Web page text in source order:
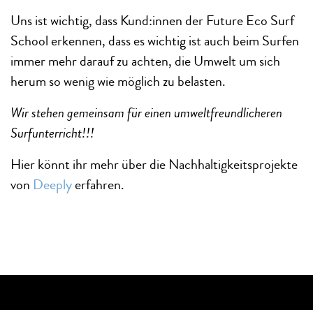
Uns ist wichtig, dass Kund:innen der Future Eco Surf
School erkennen, dass es wichtig ist auch beim Surfen
immer mehr darauf zu achten, die Umwelt um sich
herum so wenig wie möglich zu belasten.
Wir stehen gemeinsam für einen umweltfreundlicheren
Surfunterricht!!!
Hier könnt ihr mehr über die Nachhaltigkeitsprojekte
von Deeplyerfahren.